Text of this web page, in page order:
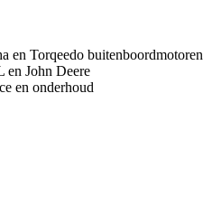
en Torqeedo buitenboordmotoren
en John Deere
en onderhoud